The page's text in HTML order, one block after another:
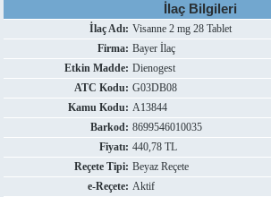
İlaç Bilgileri
İlaç Adı: Visanne 2 mg 28 Tablet
Firma: Bayer İlaç
Etkin Madde: Dienogest
ATC Kodu: G03DB08
Kamu Kodu: A13844
Barkod: 8699546010035
Fiyatı: 440,78 TL
Reçete Tipi: Beyaz Reçete
e-Reçete: Aktif